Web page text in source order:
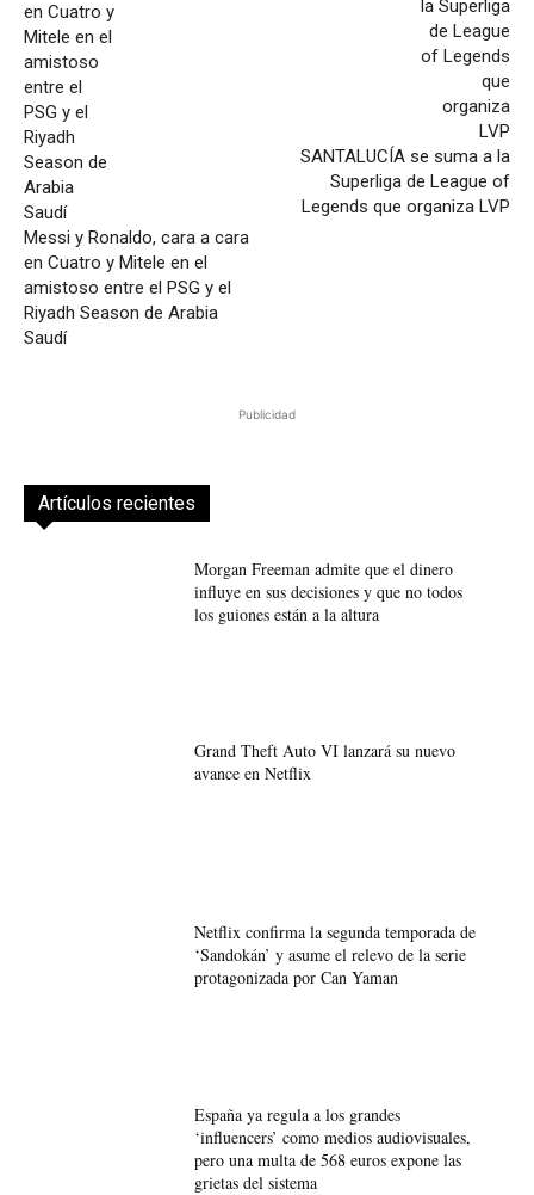
Messi y Ronaldo, cara a cara
en Cuatro y Mitele en el
amistoso entre el PSG y el
Riyadh Season de Arabia
Saudí
SANTALUCÍA se suma a la
Superliga de League of
Legends que organiza LVP
Publicidad
Artículos recientes
Morgan Freeman admite que el dinero
influye en sus decisiones y que no todos
los guiones están a la altura
Grand Theft Auto VI lanzará su nuevo
avance en Netflix
Netflix confirma la segunda temporada de
‘Sandokán’ y asume el relevo de la serie
protagonizada por Can Yaman
España ya regula a los grandes
‘influencers’ como medios audiovisuales,
pero una multa de 568 euros expone las
grietas del sistema